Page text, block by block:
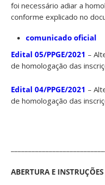
foi necessário adiar a
conforme explicado no
comunicado oficial
Edital 05/PPGE/2021 –
de homologação das
Edital 04/PPGE/2021 –
de homologação das
ABERTURA E INSTRUÇÕES